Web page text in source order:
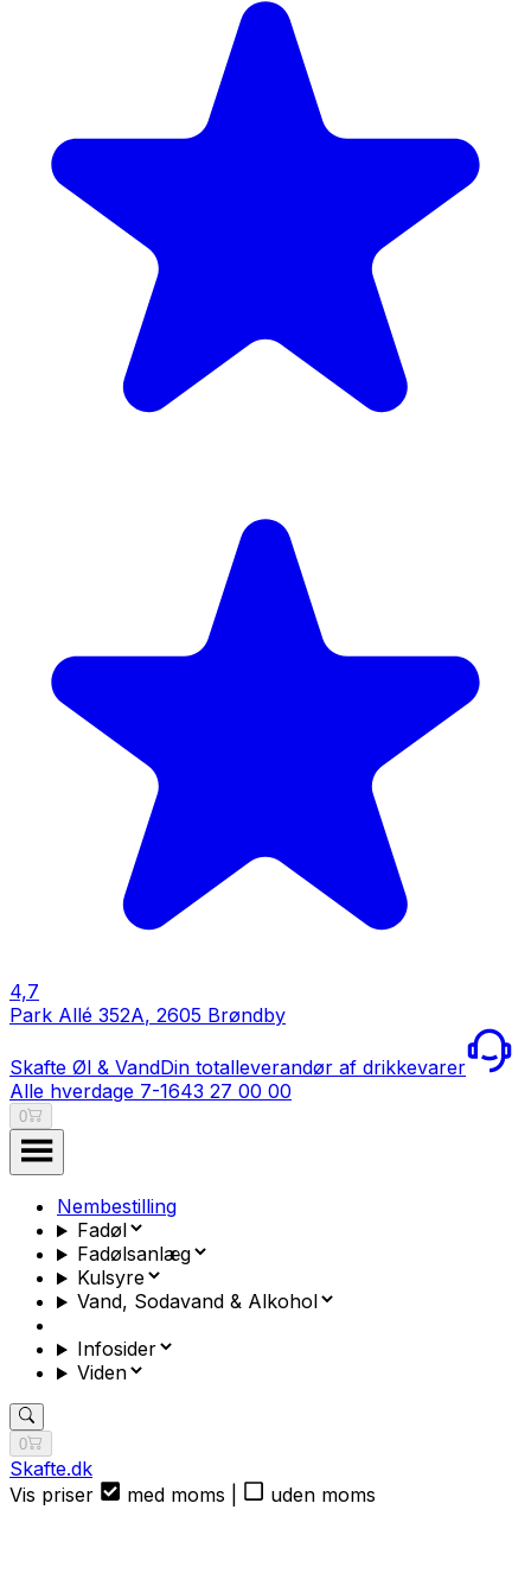
4,7
Park Allé 352A, 2605 Brøndby
Skafte Øl & VandDin totalleverandør af drikkevarer
Alle hverdage 7-1643 27 00 00
0
Nembestilling
Fadøl
Fadølsanlæg
Kulsyre
Vand, Sodavand & Alkohol
Infosider
Viden
0
Skafte.dk
Vis priser
med moms uden moms